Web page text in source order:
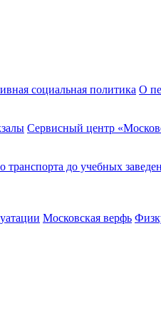
социальная политика О
Сервисный центр
до учебных
Московская верфь